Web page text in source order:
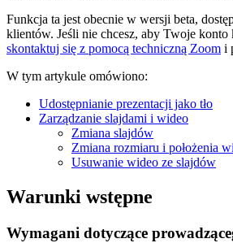
Funkcja ta jest obecnie w wersji beta,
klientów. Jeśli nie chcesz, aby Twoje konto
skontaktuj się z pomocą techniczną Zoom i
W tym artykule omówiono:
Udostępnianie prezentacji jako tło
Zarządzanie slajdami i wideo
Zmiana slajdów
Zmiana rozmiaru i położenia
Usuwanie wideo ze slajdów
Warunki wstępne
Wymagani dotyczące